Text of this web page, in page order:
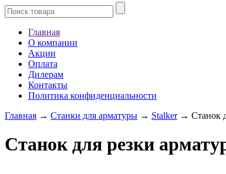
Главная
О компании
Акции
Оплата
Дилерам
Контакты
Политика конфиденциальности
Главная → Станки для арматуры → Stalker→ Станок
Станок для резки